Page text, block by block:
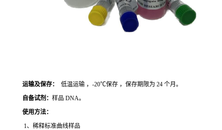
运输及保存：
低温运输 ，-20℃保存 ，保存期限为 24 个月。
自备试剂： 样品 DNA。
使用方法：
1、稀释标准曲线样品